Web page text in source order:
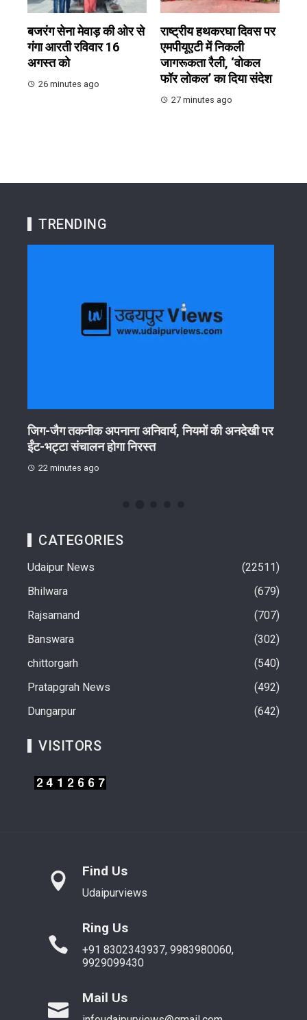
बजरंग सेना मेवाड़ की ओर से
गंगा आरती रविवार 16
अगस्त को
26 minutes ago
राष्ट्रीय हथकरघा दिवस पर
एमपीयूएटी में निकली
जागरूकता रैली, ‘वोकल
फॉर लोकल’ का दिया संदेश
27 minutes ago
TRENDING
जिग-जैग तकनीक अपनाना अनिवार्य, नियमों की अनदेखी पर
ईंट-भट्टा संचालन होगा निरस्त
22 minutes ago
CATEGORIES
Udaipur News
22511
Bhilwara
679
Rajsamand
707
Banswara
302
chittorgarh
540
Pratapgrah News
492
Dungarpur
642
VISITORS
Find Us
Udaipurviews
Ring Us
+91 8302343937, 9983980060,
9929099430
Mail Us